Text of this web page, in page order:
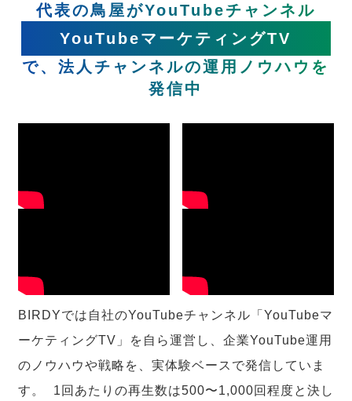
代表の鳥屋がYouTubeチャンネル
YouTubeマーケティングTV
で、法人チャンネルの運用ノウハウを
発信中
BIRDYでは自社のYouTubeチャンネル「YouTubeマ
ーケティングTV」を自ら運営し、企業YouTube運用
のノウハウや戦略を、実体験ベースで発信していま
す。 1回あたりの再生数は500〜1,000回程度と決し